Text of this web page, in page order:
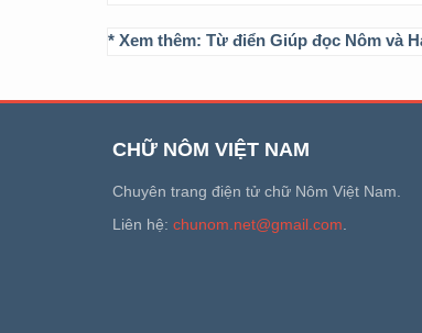
* Xem thêm: Từ điển Giúp đọc Nôm và
CHỮ NÔM VIỆT NAM
Chuyên trang điện tử chữ Nôm Việt Nam.
Liên hệ: chunom.net@gmail.com